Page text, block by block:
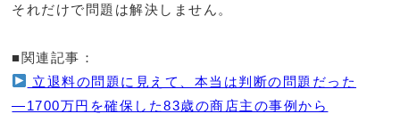
それだけで問題は解決しません。
■関連記事：
立退料の問題に見えて、本当は判断の問題だった
―1700万円を確保した83歳の商店主の事例から